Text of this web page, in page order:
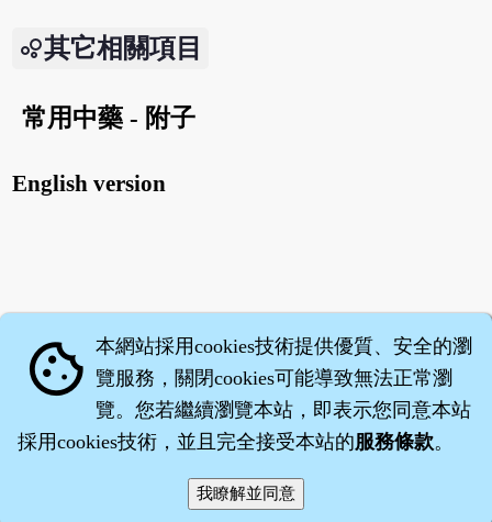
其它相關項目
常用中藥 - 附子
English version
‧沈藥子©2008～2026
cookie 本網站採用cookies技術提供優質、安全的瀏
覽服務，關閉cookies可能導致無法正常瀏
覽。您若繼續瀏覽本站，即表示您同意本站
採用cookies技術，並且完全接受本站的服務條款。